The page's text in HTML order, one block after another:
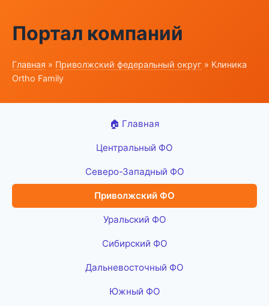
Портал компаний
Главная » Приволжский федеральный округ » Клиника
Ortho Family
🏠 Главная
Центральный ФО
Северо-Западный ФО
Приволжский ФО
Уральский ФО
Сибирский ФО
Дальневосточный ФО
Южный ФО